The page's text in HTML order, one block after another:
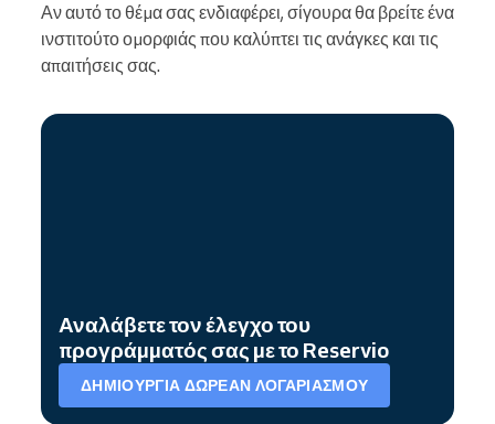
Αν αυτό το θέμα σας ενδιαφέρει, σίγουρα θα βρείτε ένα
ινστιτούτο ομορφιάς που καλύπτει τις ανάγκες και τις
απαιτήσεις σας.
Αναλάβετε τον έλεγχο του
προγράμματός σας με το Reservio
ΔΗΜΙΟΥΡΓΊΑ ΔΩΡΕΆΝ ΛΟΓΑΡΙΑΣΜΟΎ